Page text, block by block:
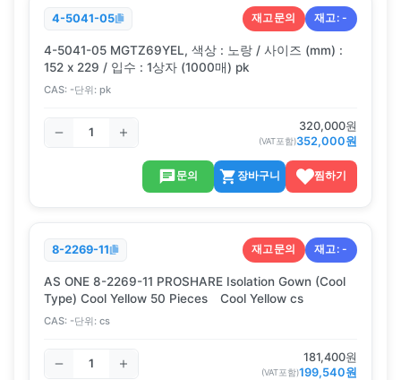
4-5041-05 재고문의 재고:-
4-5041-05 MGTZ69YEL, 색상 : 노랑 / 사이즈 (mm) :
152 x 229 / 입수 : 1상자 (1000매) pk
CAS: -단위: pk
320,000원
(VAT포함)352,000원
문의 장바구니 찜하기
8-2269-11 재고문의 재고:-
AS ONE 8-2269-11 PROSHARE Isolation Gown (Cool
Type) Cool Yellow 50 Pieces Cool Yellow cs
CAS: -단위: cs
181,400원
(VAT포함)199,540원